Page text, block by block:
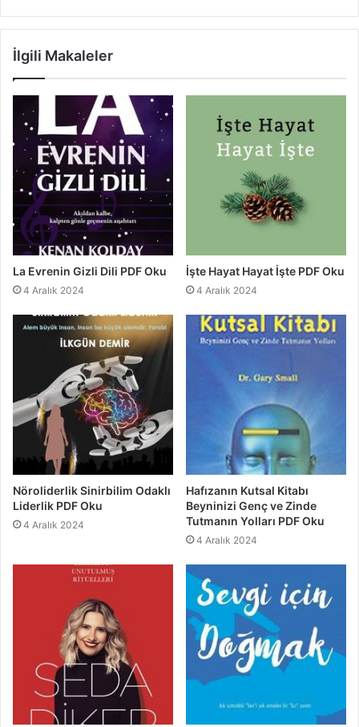
İlgili Makaleler
La Evrenin Gizli Dili PDF Oku
4 Aralık 2024
İşte Hayat Hayat İşte PDF Oku
4 Aralık 2024
Nöroliderlik Sinirbilim Odaklı
Liderlik PDF Oku
4 Aralık 2024
Hafızanın Kutsal Kitabı
Beyninizi Genç ve Zinde
Tutmanın Yolları PDF Oku
4 Aralık 2024